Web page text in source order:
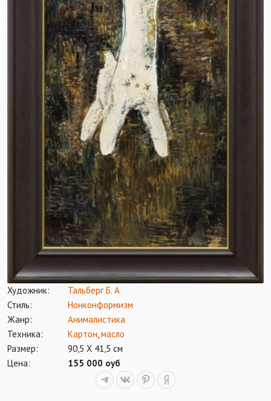
Художник:
Тальберг Б. А
Стиль:
Нонконформизм
Жанр:
Анималистика
Техника:
Картон,масло
Размер:
90,5 Х 41,5 см
Цена:
155 000 оуб